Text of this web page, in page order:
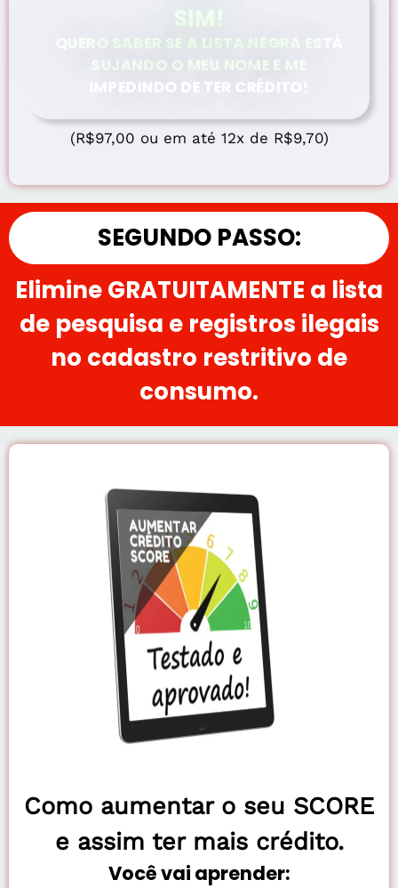
SIM!
QUERO SABER SE A LISTA NEGRA ESTÁ
SUJANDO O MEU NOME E ME
IMPEDINDO DE TER CRÉDITO!
(R$97,00 ou em até 12x de R$9,70)
SEGUNDO PASSO:
Elimine GRATUITAMENTE a lista
de pesquisa e registros ilegais
no cadastro restritivo de
consumo.
Como aumentar o seu SCORE
e assim ter mais crédito.
Você vai aprender: